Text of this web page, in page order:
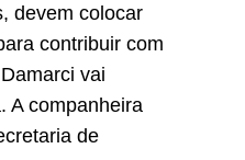
devem colocar
contribuir com
vai
A companheira
de